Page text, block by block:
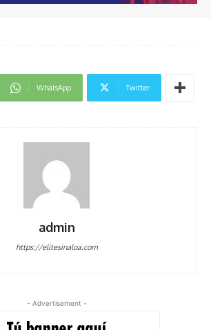
WhatsApp Twitter
admin
https://elitesinaloa.com
- Advertisement -